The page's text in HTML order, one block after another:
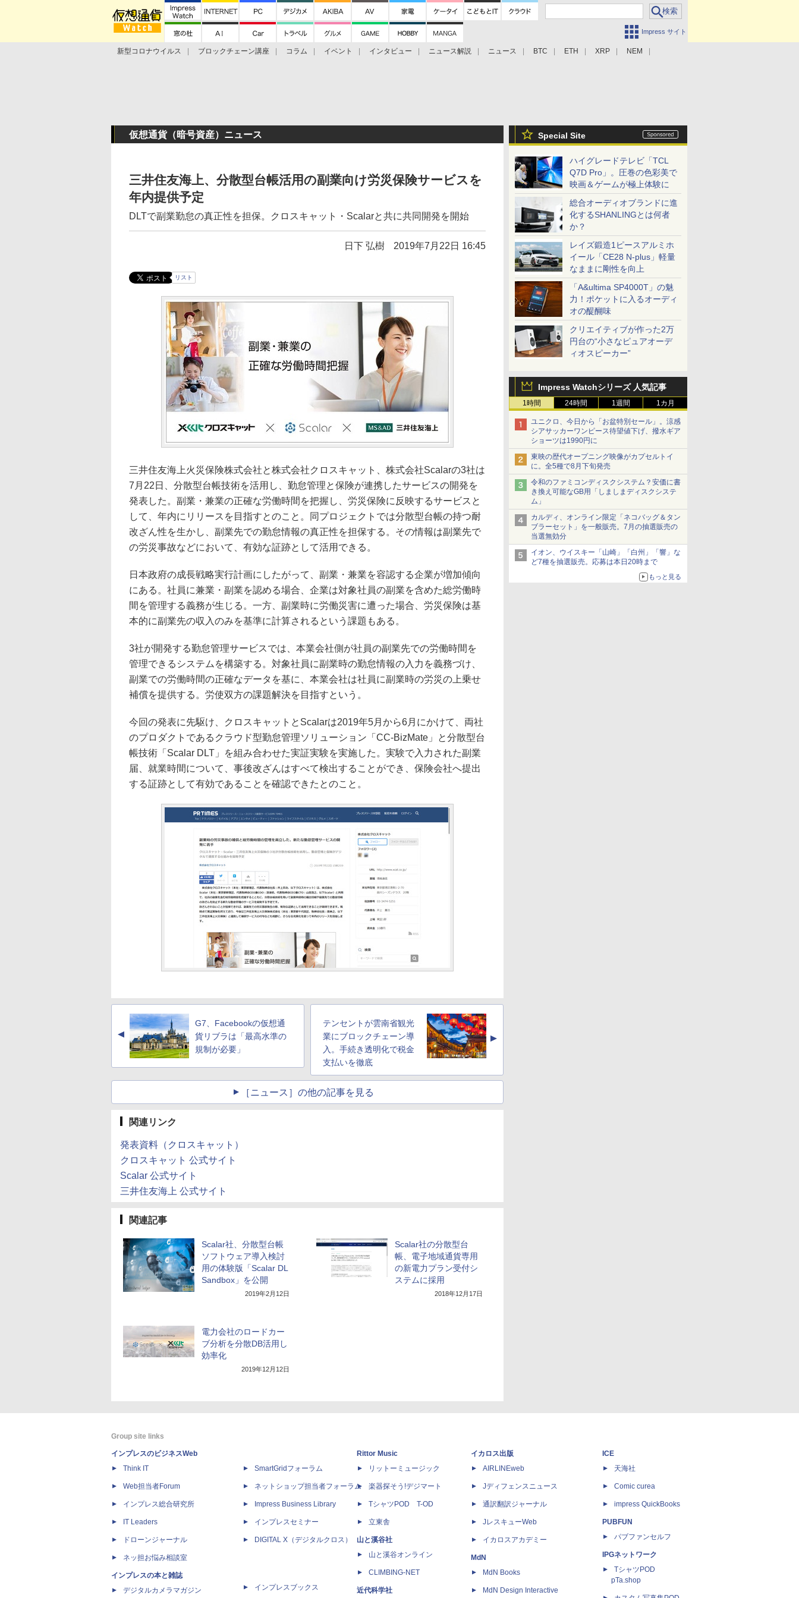
Impress サイト
新型コロナウイルス ブロックチェーン講座 コラム イベント インタビュー ニュース解説 ニュース BTC ETH XRP
NEM
Special Site
ハイグレードテレビ「TCL
Q7D Pro」。圧巻の色彩美で
映画＆ゲームが極上体験に
総合オーディオブランドに進
化するSHANLINGとは何者
か？
レイズ鍛造1ピースアルミホ
イール「CE28 N-plus」軽量
なままに剛性を向上
「A&ultima SP4000T」の魅
力！ポケットに入るオーディ
オの醍醐味
クリエイティブが作った2万
円台の“小さなピュアオーデ
ィオスピーカー”
Impress Watchシリーズ 人気記事
1時間 24時間 1週間 1カ月
ユニクロ、今日から「お盆特別セール」。涼感
シアサッカーワンピース待望値下げ、撥水ギア
ショーツは1990円に
東映の歴代オープニング映像がカプセルトイ
に。全5種で8月下旬発売
令和のファミコンディスクシステム？安価に書
き換え可能なGB用「しましまディスクシステ
ム」
カルディ、オンライン限定「ネコバッグ＆タン
ブラーセット」を一般販売。7月の抽選販売の
当選無効分
イオン、ウイスキー「山崎」「白州」「響」な
ど7種を抽選販売。応募は本日20時まで
もっと見る
仮想通貨（暗号資産）ニュース
三井住友海上、分散型台帳活用の副業向け労災保険サービスを
年内提供予定
DLTで副業勤怠の真正性を担保。クロスキャット・Scalarと共に共同開発を開始
日下 弘樹 2019年7月22日 16:45
リスト
三井住友海上火災保険株式会社と株式会社クロスキャット、株式会社Scalarの3社は
7月22日、分散型台帳技術を活用し、勤怠管理と保険が連携したサービスの開発を
発表した。副業・兼業の正確な労働時間を把握し、労災保険に反映するサービスと
して、年内にリリースを目指すとのこと。同プロジェクトでは分散型台帳の持つ耐
改ざん性を生かし、副業先での勤怠情報の真正性を担保する。その情報は副業先で
の労災事故などにおいて、有効な証跡として活用できる。
日本政府の成長戦略実行計画にしたがって、副業・兼業を容認する企業が増加傾向
にある。社員に兼業・副業を認める場合、企業は対象社員の副業を含めた総労働時
間を管理する義務が生じる。一方、副業時に労働災害に遭った場合、労災保険は基
本的に副業先の収入のみを基準に計算されるという課題もある。
3社が開発する勤怠管理サービスでは、本業会社側が社員の副業先での労働時間を
管理できるシステムを構築する。対象社員に副業時の勤怠情報の入力を義務づけ、
副業での労働時間の正確なデータを基に、本業会社は社員に副業時の労災の上乗せ
補償を提供する。労使双方の課題解決を目指すという。
今回の発表に先駆け、クロスキャットとScalarは2019年5月から6月にかけて、両社
のプロダクトであるクラウド型勤怠管理ソリューション「CC-BizMate」と分散型台
帳技術「Scalar DLT」を組み合わせた実証実験を実施した。実験で入力された副業
届、就業時間について、事後改ざんはすべて検出することができ、保険会社へ提出
する証跡として有効であることを確認できたとのこと。
▲
G7、Facebookの仮想通
貨リブラは「最高水準の
規制が必要」
テンセントが雲南省観光
業にブロックチェーン導
入。手続き透明化で税金
支払いを徹底
▲
［ニュース］の他の記事を見る
関連リンク
発表資料（クロスキャット）
クロスキャット 公式サイト
Scalar 公式サイト
三井住友海上 公式サイト
関連記事
Scalar社、分散型台帳
ソフトウェア導入検討
用の体験版「Scalar DL
Sandbox」を公開
2019年2月12日
Scalar社の分散型台
帳、電子地域通貨専用
の新電力プラン受付シ
ステムに採用
2018年12月17日
電力会社のロードカー
ブ分析を分散DB活用し
効率化
2019年12月12日
Group site links
インプレスのビジネスWeb
Think IT
Web担当者Forum
インプレス総合研究所
IT Leaders
ドローンジャーナル
ネッ担お悩み相談室
インプレスの本と雑誌
デジタルカメラマガジン
SmartGridフォーラム
ネットショップ担当者フォーラム
Impress Business Library
インプレスセミナー
DIGITAL X（デジタルクロス）
インプレスブックス
Rittor Music
リットーミュージック
楽器探そう!デジマート
TシャツPOD T-OD
立東舎
山と溪谷社
山と溪谷オンライン
CLIMBING-NET
近代科学社
イカロス出版
AIRLINEweb
Jディフェンスニュース
通訳翻訳ジャーナル
JレスキューWeb
イカロスアカデミー
MdN
MdN Books
MdN Design Interactive
ICE
天海社
Comic curea
impress QuickBooks
PUBFUN
パブファンセルフ
IPGネットワーク
TシャツPOD
pTa.shop